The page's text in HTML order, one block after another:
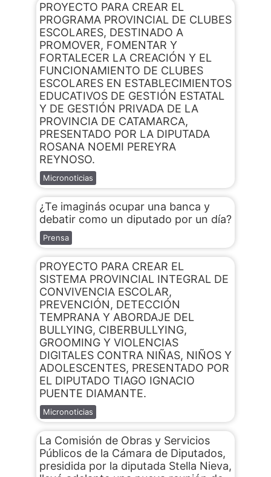
PROYECTO PARA CREAR EL
PROGRAMA PROVINCIAL DE CLUBES
ESCOLARES, DESTINADO A
PROMOVER, FOMENTAR Y
FORTALECER LA CREACIÓN Y EL
FUNCIONAMIENTO DE CLUBES
ESCOLARES EN ESTABLECIMIENTOS
EDUCATIVOS DE GESTIÓN ESTATAL
Y DE GESTIÓN PRIVADA DE LA
PROVINCIA DE CATAMARCA,
PRESENTADO POR LA DIPUTADA
ROSANA NOEMI PEREYRA
REYNOSO.
Micronoticias
¿Te imaginás ocupar una banca y
debatir como un diputado por un día?
Prensa
PROYECTO PARA CREAR EL
SISTEMA PROVINCIAL INTEGRAL DE
CONVIVENCIA ESCOLAR,
PREVENCIÓN, DETECCIÓN
TEMPRANA Y ABORDAJE DEL
BULLYING, CIBERBULLYING,
GROOMING Y VIOLENCIAS
DIGITALES CONTRA NIÑAS, NIÑOS Y
ADOLESCENTES, PRESENTADO POR
EL DIPUTADO TIAGO IGNACIO
PUENTE DIAMANTE.
Micronoticias
La Comisión de Obras y Servicios
Públicos de la Cámara de Diputados,
presidida por la diputada Stella Nieva,